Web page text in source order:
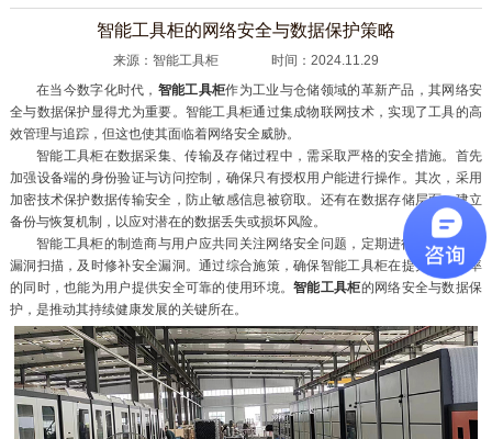
智能工具柜的网络安全与数据保护策略
来源：智能工具柜 时间：2024.11.29
在当今数字化时代， 智能工具柜作为工业与仓储领域的革新产品，其网络安
全与数据保护显得尤为重要。智能工具柜通过集成物联网技术，实现了工具的高
效管理与追踪，但这也使其面临着网络安全威胁。
智能工具柜在数据采集、传输及存储过程中，需采取严格的安全措施。首先
加强设备端的身份验证与访问控制，确保只有授权用户能进行操作。其次，采用
加密技术保护数据传输安全，防止敏感信息被窃取。还有在数据存储层面，建立
备份与恢复机制，以应对潜在的数据丢失或损坏风险。
智能工具柜的制造商与用户应共同关注网络安全问题，定期进行安全审计与
漏洞扫描，及时修补安全漏洞。通过综合施策，确保智能工具柜在提升工作效率
的同时，也能为用户提供安全可靠的使用环境。智能工具柜的网络安全与数据保
护，是推动其持续健康发展的关键所在。